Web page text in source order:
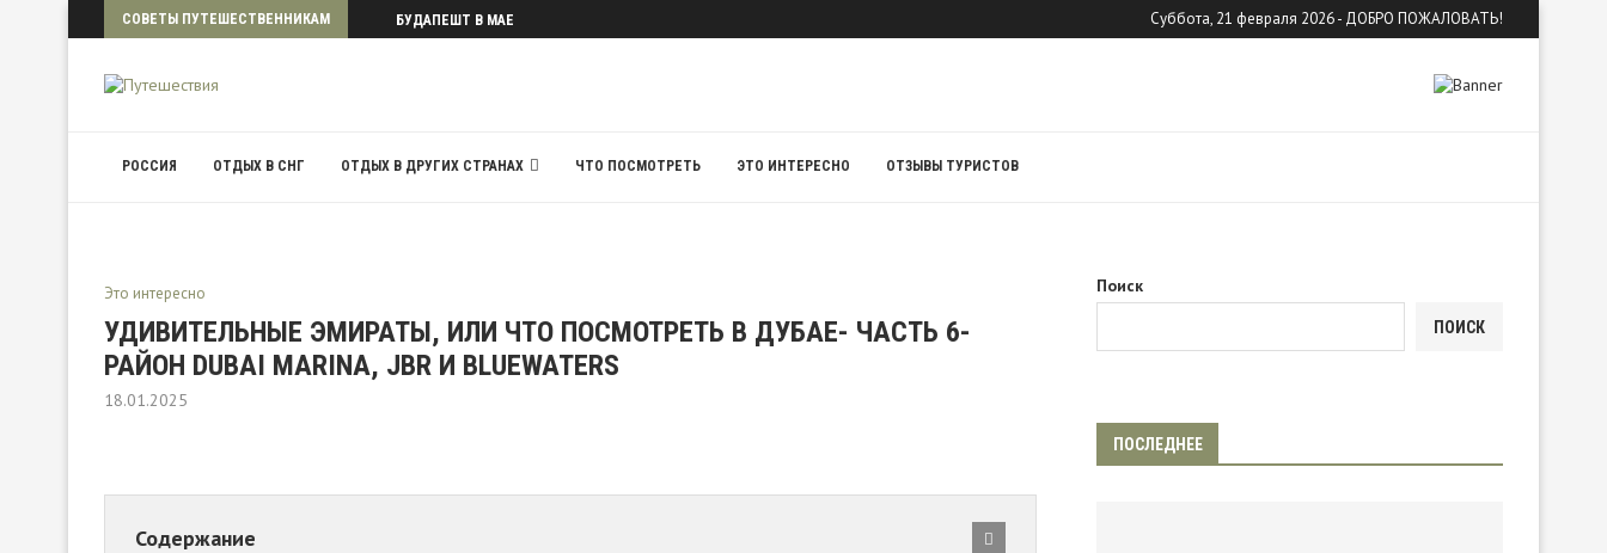
СОВЕТЫ ПУТЕШЕСТВЕННИКАМ БУДАПЕШТ В МАЕ Суббота, 21 февраля 2026 - ДОБРО ПОЖАЛОВАТЬ!
РОССИЯ ОТДЫХ В СНГ ОТДЫХ В ДРУГИХ СТРАНАХ ЧТО ПОСМОТРЕТЬ ЭТО ИНТЕРЕСНО ОТЗЫВЫ ТУРИСТОВ
Это интересно
УДИВИТЕЛЬНЫЕ ЭМИРАТЫ, ИЛИ ЧТО ПОСМОТРЕТЬ В ДУБАЕ- ЧАСТЬ 6-
РАЙОН DUBAI MARINA, JBR И BLUEWATERS
18.01.2025
Содержание
Поиск
ПОИСК
ПОСЛЕДНЕЕ